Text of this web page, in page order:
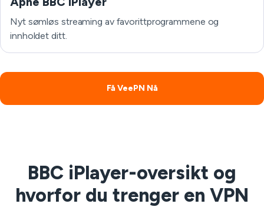
Nyt sømløs streaming av favorittprogrammene og
innholdet ditt.
Få VeePN Nå
BBC iPlayer-oversikt og
hvorfor du trenger en VPN